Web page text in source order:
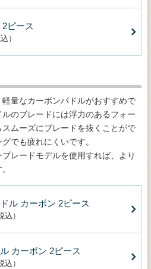
ピース
）
量なカーボンパドルがおすすめで
のブレードには浮力のあるフォー
ムーズにブレードを抜くことがで
でも疲れにくいです。
レードモデルを使用すれば、より
ル カーボン 2ピース
）
カーボン 2ピース
）